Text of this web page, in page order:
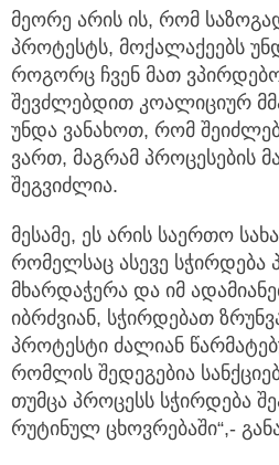
მეორე არის ის, რომ
პროტესტს, მოქალაქეებს
როგორც ჩვენ მათ
შევძლებდით კოალიციურ
უნდა ვანახოთ, რომ
ვართ, მაგრამ პროცესების
შეგვიძლია.
მესამე, ეს არის საერთო
რომელსაც ასევე სჭირდება
მხარდაჭერა და იმ
იბრძვიან, სჭირდებათ
პროტესტი ძალიან
რომლის შედეგებია
თუმცა პროცესს სჭირდება
რუტინულ ცხოვრებაში“,-